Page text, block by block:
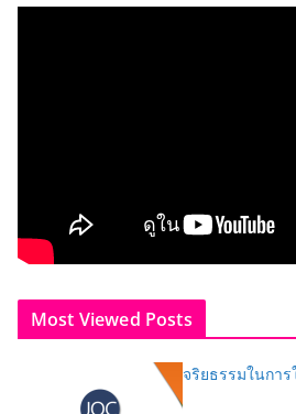
Most Viewed Posts
จริยธรรมในกา